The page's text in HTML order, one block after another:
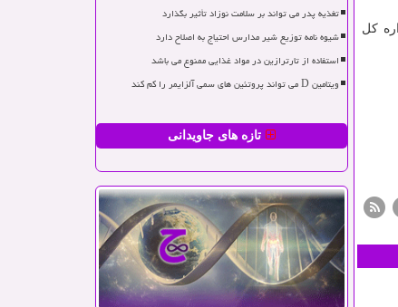
تغذیه پدر می تواند بر سلامت نوزاد تأثیر بگذارد
شیوه نامه توزیع شیر مدارس احتیاج به اصلاح دارد
استفاده از تارترازین در مواد غذایی ممنوع می باشد
ویتامین D می تواند پروتئین های سمی آلزایمر را کم کند
تازه های جاویدانی